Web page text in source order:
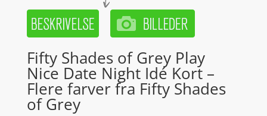
Fifty Shades of Grey Play
Nice Date Night Idé Kort –
Flere farver fra Fifty Shades
of Grey